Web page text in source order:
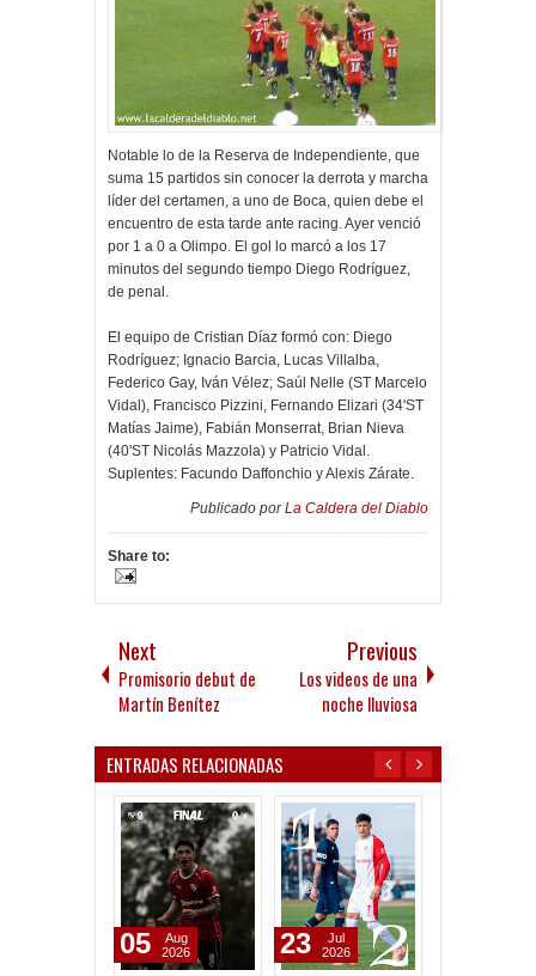
Notable lo de la Reserva de Independiente, que
suma 15 partidos sin conocer la derrota y marcha
líder del certamen, a uno de Boca, quien debe el
encuentro de esta tarde ante racing. Ayer venció
por 1 a 0 a Olimpo. El gol lo marcó a los 17
minutos del segundo tiempo Diego Rodríguez,
de penal.
El equipo de Cristian Díaz formó con: Diego
Rodríguez; Ignacio Barcia, Lucas Villalba,
Federico Gay, Iván Vélez; Saúl Nelle (ST Marcelo
Vidal), Francisco Pizzini, Fernando Elizari (34'ST
Matías Jaime), Fabián Monserrat, Brian Nieva
(40'ST Nicolás Mazzola) y Patricio Vidal.
Suplentes: Facundo Daffonchio y Alexis Zárate.
Publicado porLa Caldera del Diablo
Share to:
Next
Promisorio debut de
Martín Benítez
Previous
Los videos de una
noche lluviosa
ENTRADAS RELACIONADAS
23
Jul
2026
16
Jul
2026